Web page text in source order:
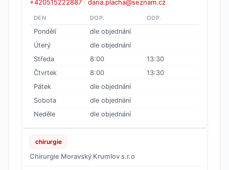
+420515222887 · dana.placha@seznam.cz
DEN DOP. ODP.
Pondělí
dle objednání
Úterý
dle objednání
Středa
8:00
13:30
Čtvrtek
8:00
13:30
Pátek
dle objednání
Sobota
dle objednání
Neděle
dle objednání
chirurgie
Chirurgie Moravský Krumlov s.r.o